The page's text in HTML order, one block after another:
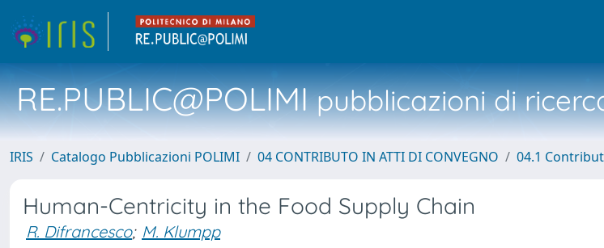
RE.PUBLIC@POLIMIpubblicazioni di
IRIS Catalogo Pubblicazioni POLIMI 04 CONTRIBUTO IN ATTI DI CONVEGNO 04.1
Human-Centricity in the Food Supply Chain
R. Difrancesco; M. Klumpp